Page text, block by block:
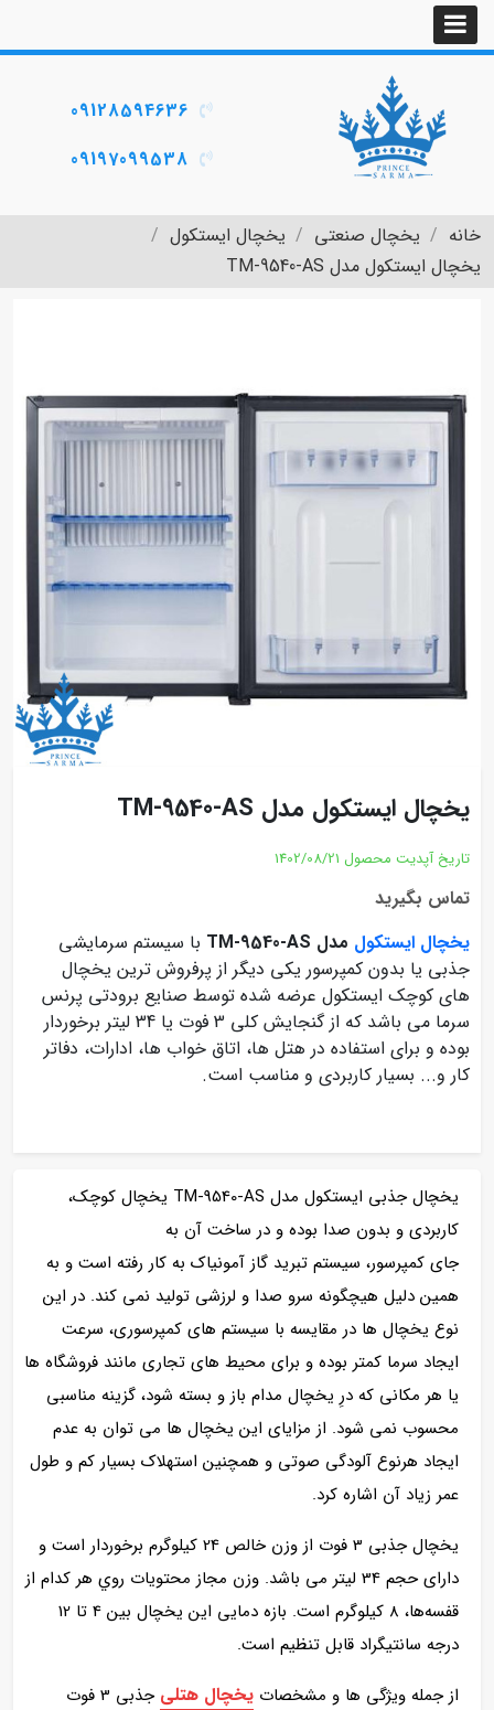
09128594636
09197099538
خانه یخچال صنعتی
یخچال ایستکول
یخچال ایستکول مدل TM-9540-AS
یخچال ایستکول مدل TM-9540-AS
تاریخ آپدیت محصول 1402/08/21
تماس بگیرید
یخچال ایستکول مدل TM-9540-AS
با سیستم سرمایشی
جذبی یا بدون کمپرسور یکی دیگر از پرفروش ترین یخچال
های کوچک ایستکول عرضه شده توسط صنایع برودتی پرنس
سرما می باشد که از گنجایش کلی 3 فوت یا 34 لیتر برخوردار
بوده و برای استفاده در هتل­ ها، اتاق خواب ها، ادارات، دفاتر
کار و... بسیار کاربردی و مناسب است.
یخچال جذبی ایستکول مدل TM-9540-AS یخچال کوچک،
کاربردی و بدون صدا بوده و در ساخت آن به
جای کمپرسور، سیستم تبرید گاز‌ آمونیاک به کار رفته است و به
همین دلیل هیچگونه سرو صدا و لرزشی تولید نمی کند. در این
نوع یخچال ها در مقایسه با سیستم­ های کمپرسوری، سرعت
ایجاد سرما کمتر بوده و برای محیط های تجاری مانند فروشگاه ­ها
یا هر مکانی که درِ یخچال مدام باز و بسته شود، گزینه مناسبی
محسوب نمی شود. از مزایای این یخچال ها می توان به عدم
ایجاد هرنوع آلودگی صوتی و همچنین استهلاک بسیار کم و طول
عمر زیاد آن اشاره کرد.
یخچال جذبی 3 فوت از وزن خالص 24 کیلوگرم برخوردار است و
دارای حجم 34 لیتر می باشد. وزن مجاز محتويات روي هر کدام از
قفسه‌ها‌، 8 کيلوگرم است. بازه دمایی این یخچال بین 4 تا 12
درجه سانتیگراد قابل تنظیم است.
از جمله ویژگی ها و مشخصات یخچال هتلی
جذبی 3 فوت